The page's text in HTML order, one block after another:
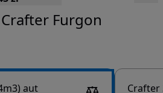
Crafter Furgon
aut Crafter